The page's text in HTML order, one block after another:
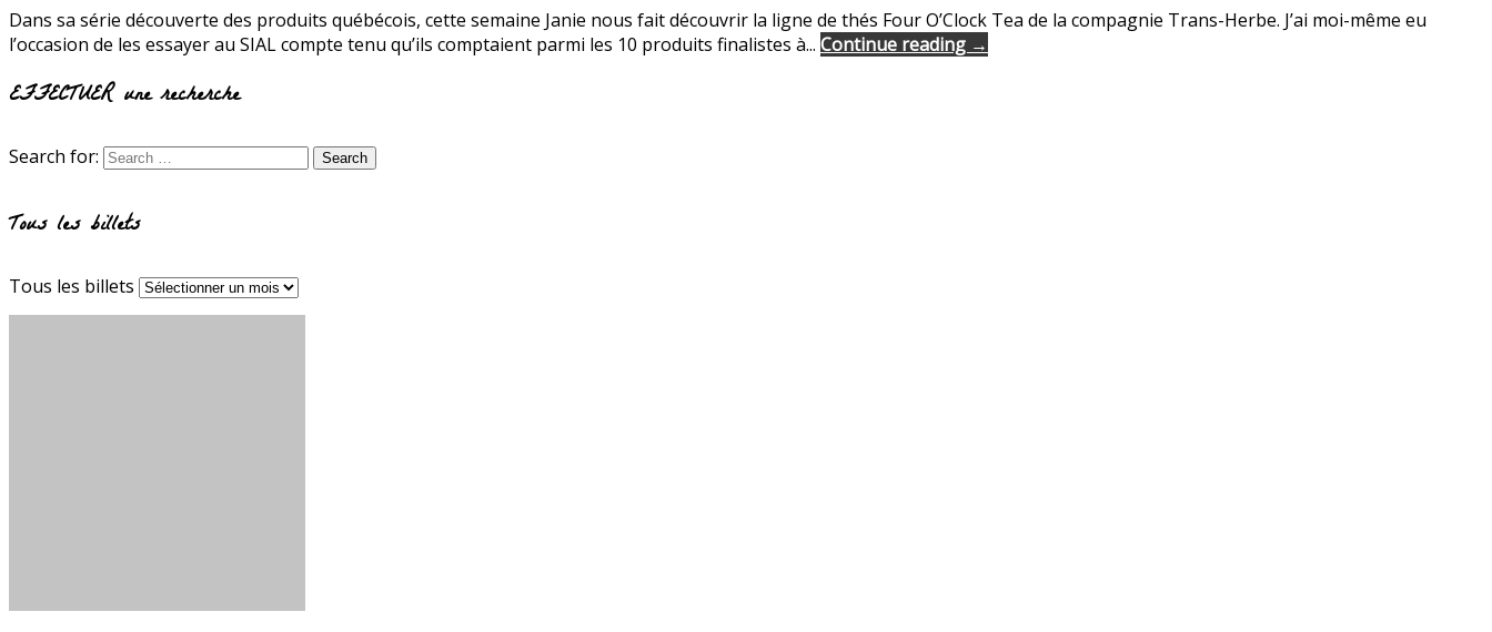
Dans sa série découverte des produits québécois, cette semaine Janie nous fait découvrir la ligne de thés Four O’Clock Tea de la compagnie Trans-Herbe. J’ai moi-même eu
l’occasion de les essayer au SIAL compte tenu qu’ils comptaient parmi les 10 produits finalistes à... Continue reading →
EFFECTUER une recherche
Search for:
Tous les billets
Tous les billets